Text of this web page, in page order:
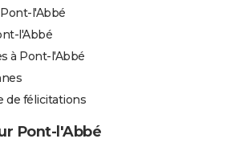
l'Abbé
l'Abbé
à Pont-l'Abbé
de félicitations
Pont-l'Abbé